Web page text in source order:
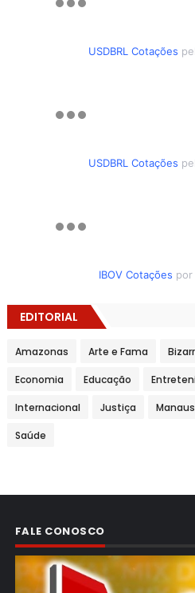
USDBRL Cotações
USDBRL Cotações
IBOV Cotações por
EDITORIAL
Amazonas Arte e Fama
Economia Educação
Internacional Justiça Manaus
Saúde
FALE CONOSCO